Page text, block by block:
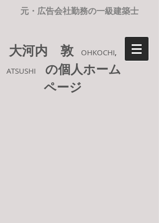
大河内 敦 OHKOCHI,
ATSUSHI の個人ホーム
ページ
元・広告会社勤務の一級建築士